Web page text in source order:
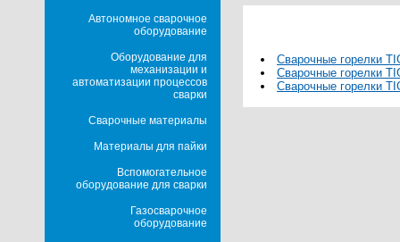
Сварочные горелки
Сварочные горелки
Сварочные горелки
Автономное сварочное
оборудование
Оборудование для
механизации и
автоматизации процессов
сварки
Сварочные материалы
Материалы для пайки
Вспомогательное
оборудование для сварки
Газосварочное
оборудование